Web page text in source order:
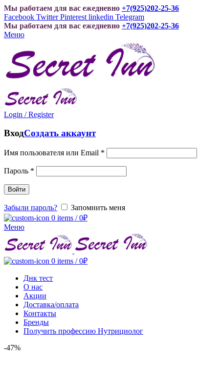
Мы работаем для вас ежедневно +7(925)202-25-36
Facebook Twitter Pinterest linkedin Telegram
Мы работаем для вас ежедневно +7(925)202-25-36
Меню
Login / Register
ВходСоздать аккаунт
Имя пользователя или Email *
Пароль *
Войти
Забыли пароль?
Запомнить меня
0 items / 0₽
Меню
0 items / 0₽
Днк тест
О нас
Акции
Доставка/оплата
Контакты
Бренды
Получить профессию Нутрициолог
-47%